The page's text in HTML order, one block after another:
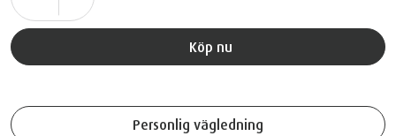
Köp nu
Personlig vägledning